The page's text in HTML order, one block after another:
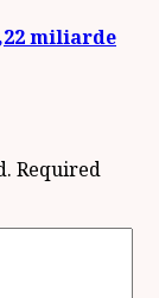
miliarde
Required